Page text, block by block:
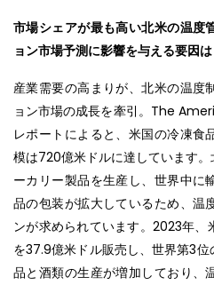
市場シェアが最も高い北米の温度
ョン市場予測に影響を与える要因は
産業需要の高まりが、北米の温度
ョン市場の成長を牽引。The
レポートによると、米国の冷凍食
模は720億米ドルに達しています
ーカリー製品を生産し、世界中に
品の包装が拡大しているため、温
ンが求められています。2023年
を37.9億米ドル販売し、世界第3
品と酒類の生産が増加しており、